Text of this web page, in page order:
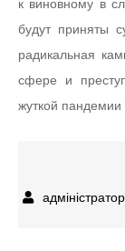
к виновному в
будут приняты
радикальная
сфере и
жуткой пандемии